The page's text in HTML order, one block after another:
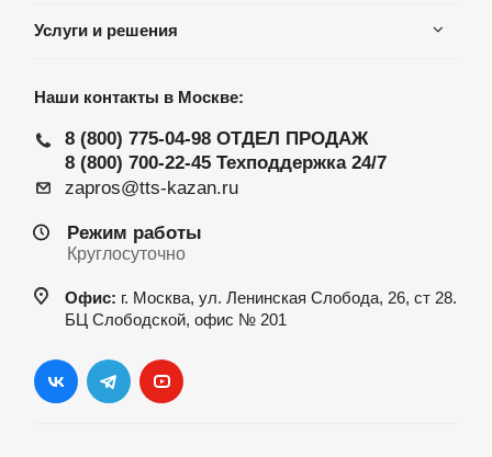
Услуги и решения
Наши контакты в Москве:
8 (800) 775-04-98 ОТДЕЛ ПРОДАЖ
8 (800) 700-22-45 Техподдержка 24/7
zapros@tts-kazan.ru
Режим работы
Круглосуточно
Офис: г. Москва, ул. Ленинская Слобода, 26, ст 28.
БЦ Слободской, офис № 201